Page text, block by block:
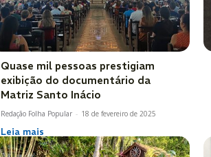
Quase mil pessoas prestigiam
exibição do documentário da
Matriz Santo Inácio
Redação Folha Popular - 18 de fevereiro de 2025
Leia mais